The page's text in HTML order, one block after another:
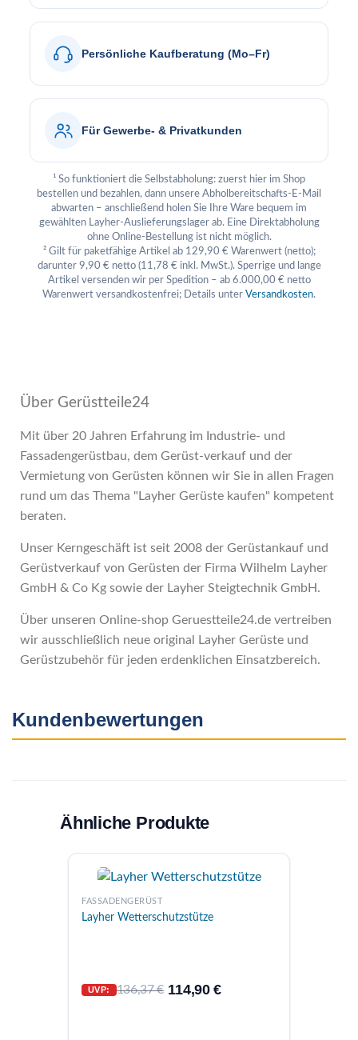
Persönliche Kaufberatung (Mo–Fr)
Für Gewerbe- & Privatkunden
¹ So funktioniert die Selbstabholung: zuerst hier im Shop
bestellen und bezahlen, dann unsere Abholbereitschafts-E-Mail
abwarten – anschließend holen Sie Ihre Ware bequem im
gewählten Layher-Auslieferungslager ab. Eine Direktabholung
ohne Online-Bestellung ist nicht möglich.
² Gilt für paketfähige Artikel ab 129,90 € Warenwert (netto);
darunter 9,90 € netto (11,78 € inkl. MwSt.). Sperrige und lange
Artikel versenden wir per Spedition – ab 6.000,00 € netto
Warenwert versandkostenfrei; Details unter Versandkosten.
Über Gerüstteile24
Mit über 20 Jahren Erfahrung im Industrie- und
Fassadengerüstbau, dem Gerüst-verkauf und der
Vermietung von Gerüsten können wir Sie in allen Fragen
rund um das Thema "Layher Gerüste kaufen" kompetent
beraten.
Unser Kerngeschäft ist seit 2008 der Gerüstankauf und
Gerüstverkauf von Gerüsten der Firma Wilhelm Layher
GmbH & Co Kg sowie der Layher Steigtechnik GmbH.
Über unseren Online-shop Geruestteile24.de vertreiben
wir ausschließlich neue original Layher Gerüste und
Gerüstzubehör für jeden erdenklichen Einsatzbereich.
Kundenbewertungen
Ähnliche Produkte
FASSADENGERÜST
Layher Wetterschutzstütze
UVP: 136,37€ 114,90€